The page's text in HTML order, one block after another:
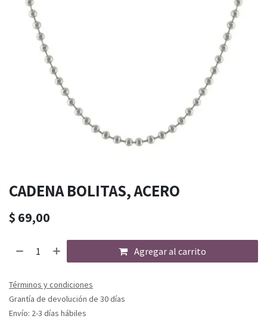
CADENA BOLITAS, ACERO
$ 69,00
Agregar al carrito
Términos y condiciones
Grantía de devolución de 30 días
Envío: 2-3 días hábiles